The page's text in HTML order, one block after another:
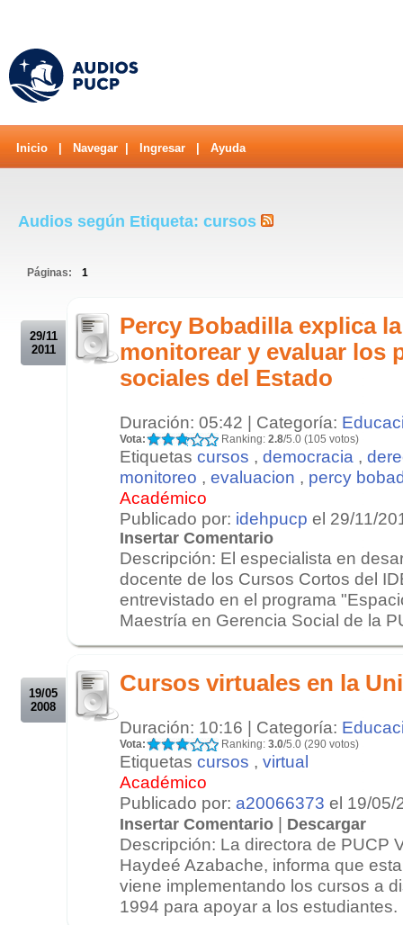
Inicio Navegar Ingresar Ayuda
Audios según Etiqueta: cursos
Páginas: 1
29/11
2011
Percy Bobadilla explica
monitorear y evaluar los
sociales del Estado
Duración: 05:42 | Categoría:
Vota: Ranking: 2.8/5.0 (105 votos)
Etiquetas cursos , democracia ,
monitoreo , evaluacion , percy
Académico
Publicado por: idehpucp el 29/11/
Insertar Comentario
Descripción: El especialista en
docente de los Cursos Cortos del
entrevistado en el programa
Maestría en Gerencia Social de la
19/05
2008
Cursos virtuales en la
Duración: 10:16 | Categoría:
Vota: Ranking: 3.0/5.0 (290 votos)
Etiquetas cursos , virtual
Académico
Publicado por: a20066373 el 19/05/
Insertar Comentario | Descargar
Descripción: La directora de PUCP
Haydeé Azabache, informa que
viene implementando los cursos a
1994 para apoyar a los estudiantes.